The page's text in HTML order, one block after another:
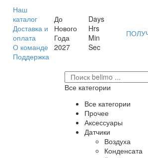
Наш
каталог
Доставка и
оплата
О команде
Поддержка
До
Нового
Года
2027
Days
Hrs
Min
Sec
Все категории
Все категории
Прочее
Аксессуары
Датчики
Воздуха
Конденсата